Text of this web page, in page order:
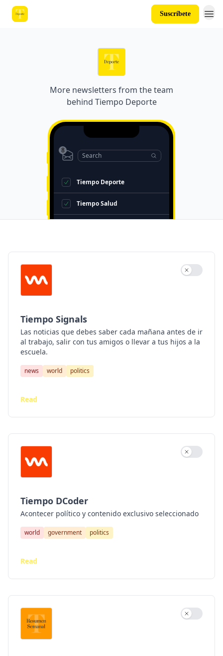
Suscríbete
More newsletters from the team
behind Tiempo Deporte
8
Search
Tiempo Deporte
Tiempo Salud
Resumen Semanal
Tiempo Signals
Las noticias que debes saber cada mañana antes de ir
al trabajo, salir con tus amigos o llevar a tus hijos a la
escuela.
news world politics
Read
Use
Tiempo DCoder
Acontecer político y contenido exclusivo seleccionado
world government politics
Read
Use
Use